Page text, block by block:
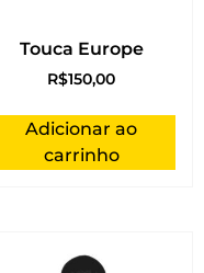
Touca Europe
R$150,00
Adicionar ao
carrinho